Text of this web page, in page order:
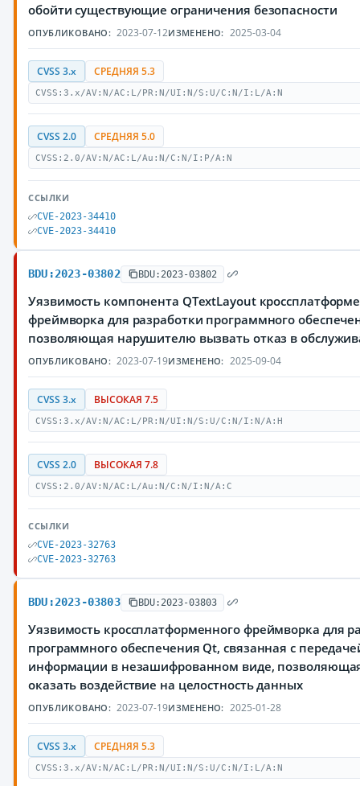
обойти существующие ограничения безопасности
ОПУБЛИКОВАНО: 2023-07-12ИЗМЕНЕНО: 2025-03-04
CVSS 3.x СРЕДНЯЯ 5.3
CVSS:3.x/AV:N/AC:L/PR:N/UI:N/S:U/C:N/I:L/A:N
CVSS 2.0 СРЕДНЯЯ 5.0
CVSS:2.0/AV:N/AC:L/Au:N/C:N/I:P/A:N
ССЫЛКИ
CVE-2023-34410
CVE-2023-34410
BDU:2023-03802 BDU:2023-03802
Уязвимость компонента QTextLayout
фреймворка для разработки программного
позволяющая нарушителю вызвать отказ в
ОПУБЛИКОВАНО: 2023-07-19ИЗМЕНЕНО: 2025-09-04
CVSS 3.x ВЫСОКАЯ 7.5
CVSS:3.x/AV:N/AC:L/PR:N/UI:N/S:U/C:N/I:N/A:H
CVSS 2.0 ВЫСОКАЯ 7.8
CVSS:2.0/AV:N/AC:L/Au:N/C:N/I:N/A:C
ССЫЛКИ
CVE-2023-32763
CVE-2023-32763
BDU:2023-03803 BDU:2023-03803
Уязвимость кроссплатформенного фреймворка для
программного обеспечения Qt, связанная с
информации в незашифрованном виде,
оказать воздействие на целостность данных
ОПУБЛИКОВАНО: 2023-07-19ИЗМЕНЕНО: 2025-01-28
CVSS 3.x СРЕДНЯЯ 5.3
CVSS:3.x/AV:N/AC:L/PR:N/UI:N/S:U/C:N/I:L/A:N